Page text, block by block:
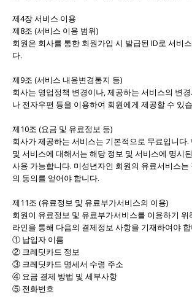
제4장 서비스 이용
제8조 (서비스 이용 범위)
회원은 회사를 통한 회원가입 시 발급된 ID로 서비
다.
제9조 (서비스 내용변경통지 등)
회사는 영업정책 변경이나, 제공하는 서비스의 변
나 전자우편 등을 이용하여 회원에게 제공할 수 있
제10조 (요금 및 유료정보 등)
회사가 제공하는 서비스는 기본적으로 무료입니다.
및 서비스에 대해서는 해당 정보 및 서비스에 명시
사용 가능합니다. 미성년자인 회원의 유료서비스는
의 동의를 얻어야 합니다.
제11조 (유료정보 및 유료부가서비스의 이용)
회원이 유료정보 및 유료부가서비스를 이용하기 위
라인을 통해 다음의 결제정보 사항을 기재하여야
① 납입자 이름
② 크레딧카드 정보
③ 크레딧카드 명세서 수령 주소
④ 요금 결제 방법 및 세부사항
⑤ 전화번호